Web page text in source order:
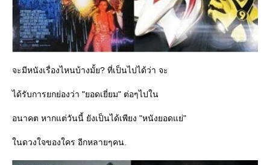
จะมีหนังเรื่องไหนบ้างมั้ย? ที่เป็นไปได้ว่า จะ
ได้รับการยกย่องว่า "ยอดเยี่ยม" ต่อๆไปใน
อนาคต หากแต่วันนี้ ยังเป็นได้เพียง "หนังยอดแย่"
นดวงใจของใคร อีกหลายๆคน.